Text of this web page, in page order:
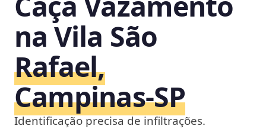
na Vila São
Rafael,
Campinas‑SP
Identificação precisa de infiltrações.